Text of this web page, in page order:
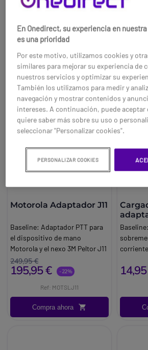
55,95 € -42%
Ref: MODP3441BT
Compra ahora
Marca:
84,95 €
Motorola Adaptador J11
Baseline: Adaptador PTT para
el dispositivo de mano
Motorola y el nexo 3M Peltor J11
Marca:Peltor
249,95 €
195,95 € -22%
Ref: MOTSLJ11
Compra ahora
Baseline:
Marca:
En Onedirect, su experiencia en
es una prioridad
Por este motivo, utilizamos cookies y
similares para mejorar su experiencia de
nuestros servicios y optimizar su
También los utilizamos para medir y
navegación y mostrar contenidos y
intereses. A continuación, puede aceptar
quiere saber más sobre su uso o
seleccionar "Personalizar cookies".
PERSONALIZAR COOKIES